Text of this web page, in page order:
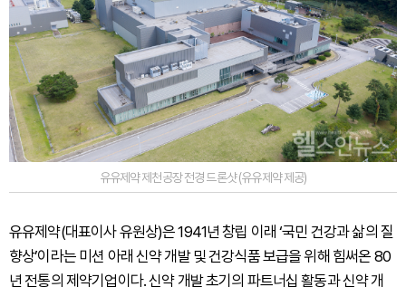
유유제약 제천공장 전경 드론샷 (유유제약 제공)
유유제약(대표이사 유원상)은 1941년 창립 이래 ‘국민 건강과 삶의 질
향상’이라는 미션 아래 신약 개발 및 건강식품 보급을 위해 힘써온 80
년 전통의 제약기업이다. 신약 개발 초기의 파트너십 활동과 신약 개